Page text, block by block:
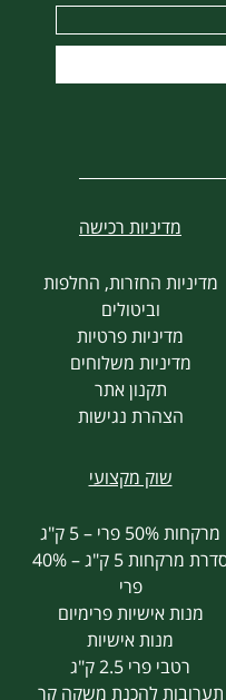
מדיניות רכישה
מדיניות החזרות, החלפות
וביטולים
מדיניות פרטיות
מדיניות משלוחים
תקנון אתר
הצהרת נגישות
שוק מקצועי
מרקחות 50% פרי – 5 ק"ג
סדרת מרקחות 5 ק"ג – 40%
פרי
מנות אישיות פרימיום
מנות אישיות
רטבי פרי 2.5 ק"ג
תערובות להכנת משקה קר